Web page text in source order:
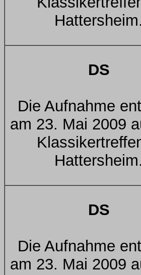
Hattersheim.
DS
Die Aufnahme
am 23. Mai 2009
Hattersheim.
DS
Die Aufnahme
am 23. Mai 2009